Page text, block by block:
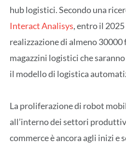
hub logistici. Secondo una
Interact Analisys, entro il
realizzazione di almeno 30000
magazzini logistici che
il modello di logistica
La proliferazione di robot
all’interno dei settori
commerce è ancora agli inizi e